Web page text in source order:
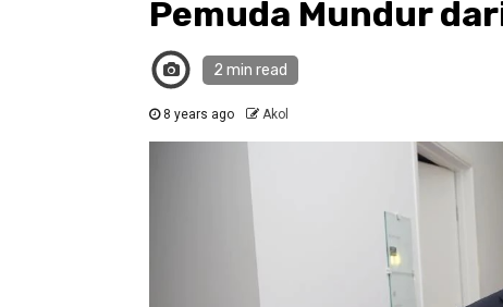
Pemuda Mundur
2 min read
8 years ago Akol